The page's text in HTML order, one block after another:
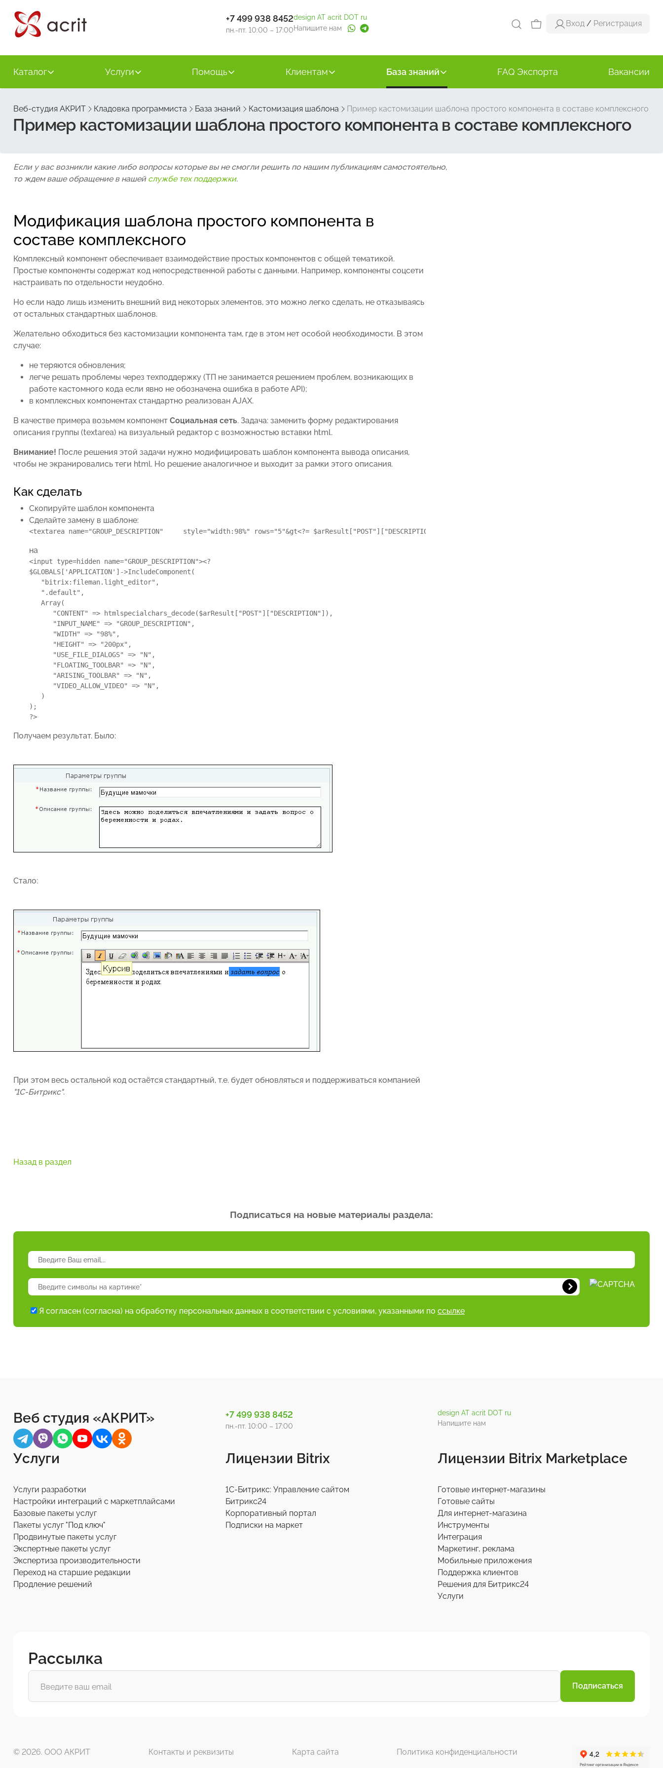
+7 499 938 8452
пн.-пт. 10:00 – 17:00
design AT acrit DOT ru
Напишите нам
Вход / Регистрация
Каталог Услуги Помощь Клиентам База знаний FAQ Экспорта Вакансии
Веб-студия АКРИТ Кладовка программиста База знаний Кастомизация шаблона Пример кастомизации шаблона простого компонента в составе комплексного
Пример кастомизации шаблона простого компонента в составе комплексного
Если у вас возникли какие либо вопросы которые вы не смогли решить по нашим публикациям самостоятельно,
то ждем ваше обращение в нашей службе тех поддержки.
Модификация шаблона простого компонента в
составе комплексного
Комплексный компонент обеспечивает взаимодействие простых компонентов с общей тематикой.
Простые компоненты содержат код непосредственной работы с данными. Например, компоненты соцсети
настраивать по отдельности неудобно.
Но если надо лишь изменить внешний вид некоторых элементов, это можно легко сделать, не отказываясь
от остальных стандартных шаблонов.
Желательно обходиться без кастомизации компонента там, где в этом нет особой необходимости. В этом
случае:
не теряются обновления;
легче решать проблемы через техподдержку (ТП не занимается решением проблем, возникающих в
работе кастомного кода если явно не обозначена ошибка в работе API);
в комплексных компонентах стандартно реализован AJAX.
В качестве примера возьмем компонент Социальная сеть. Задача: заменить форму редактирования
описания группы (textarea) на визуальный редактор с возможностью вставки html.
Внимание! После решения этой задачи нужно модифицировать шаблон компонента вывода описания,
чтобы не экранировались теги html. Но решение аналогичное и выходит за рамки этого описания.
Как сделать
Скопируйте шаблон компонента
Сделайте замену в шаблоне:
<textarea name="GROUP_DESCRIPTION"     style="width:98%" rows="5"&gt<?= $arResult["POST"]["DESCRIPTION"]; ?&gt</textarea>
на
<input type=hidden name="GROUP_DESCRIPTION"><?
$GLOBALS['APPLICATION']->IncludeComponent(
   "bitrix:fileman.light_editor",
   ".default",
   Array(
      "CONTENT" => htmlspecialchars_decode($arResult["POST"]["DESCRIPTION"]),
      "INPUT_NAME" => "GROUP_DESCRIPTION",
      "WIDTH" => "98%",
      "HEIGHT" => "200px",
      "USE_FILE_DIALOGS" => "N",
      "FLOATING_TOOLBAR" => "N",
      "ARISING_TOOLBAR" => "N",
      "VIDEO_ALLOW_VIDEO" => "N",
   )
);
?>
Получаем результат. Было:
Стало:
При этом весь остальной код остаётся стандартный, т.е. будет обновляться и поддерживаться компанией
"1С-Битрикс".
Назад в раздел
Подписаться на новые материалы раздела:
Я согласен (согласна) на обработку персональных данных в соответствии с условиями, указанными по ссылке
Веб студия «АКРИТ» +7 499 938 8452
пн.-пт. 10:00 – 17:00
design AT acrit DOT ru
Напишите нам
Услуги
Услуги разработки
Настройки интеграций с маркетплайсами
Базовые пакеты услуг
Пакеты услуг "Под ключ"
Продвинутые пакеты услуг
Экспертные пакеты услуг
Экспертиза производительности
Переход на старшие редакции
Продление решений
Лицензии Bitrix
1С-Битрикс: Управление сайтом
Битрикс24
Корпоративный портал
Подписки на маркет
Лицензии Bitrix Marketplace
Готовые интернет-магазины
Готовые сайты
Для интернет-магазина
Инструменты
Интеграция
Маркетинг, реклама
Мобильные приложения
Поддержка клиентов
Решения для Битрикс24
Услуги
Рассылка
Подписаться
© 2026. ООО АКРИТ Контакты и реквизиты Карта сайта Политика конфиденциальности